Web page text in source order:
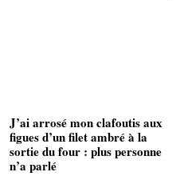
J’ai arrosé mon clafoutis aux
figues d’un filet ambré à la
sortie du four : plus personne
n’a parlé